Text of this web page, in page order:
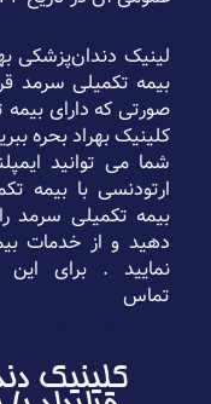
لینیک دندان‌پزشکی
بیمه تکمیلی سرمد
صورتی که دارای
کلینیک بهراد بحره
شما می توانید
ارتودنسی با بیمه
بیمه تکمیلی سرمد
دهید و از خدمات
نمایید . برای این
تماس
کلینیک